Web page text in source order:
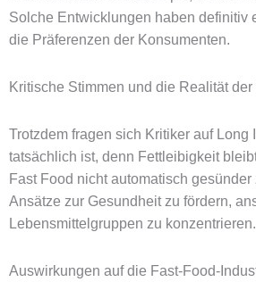
Solche Entwicklungen haben definitiv
die Präferenzen der Konsumenten.
Kritische Stimmen und die Realität
Trotzdem fragen sich Kritiker auf
tatsächlich ist, denn Fettleibigkeit
Fast Food nicht automatisch
Ansätze zur Gesundheit zu fördern,
Lebensmittelgruppen zu konzentrieren.
Auswirkungen auf die Fast-Food-